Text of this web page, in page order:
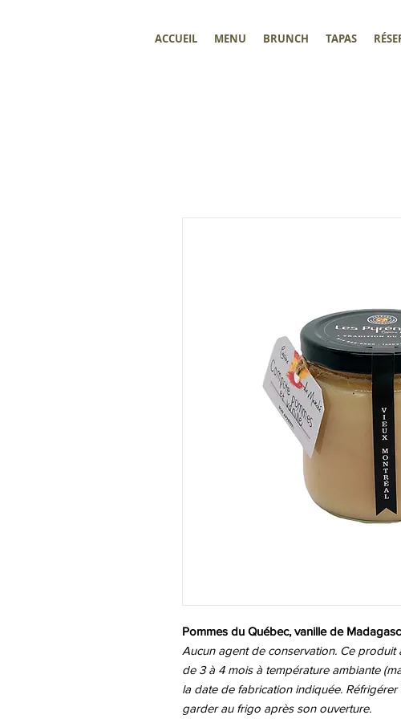
ACCUEIL MENU BRUNCH TAPAS
Pommes du Québec, vanille de
Aucun agent de conservation. Ce produit
de 3 à 4 mois à température ambiante
la date de fabrication indiquée.
garder au frigo après son ouverture.